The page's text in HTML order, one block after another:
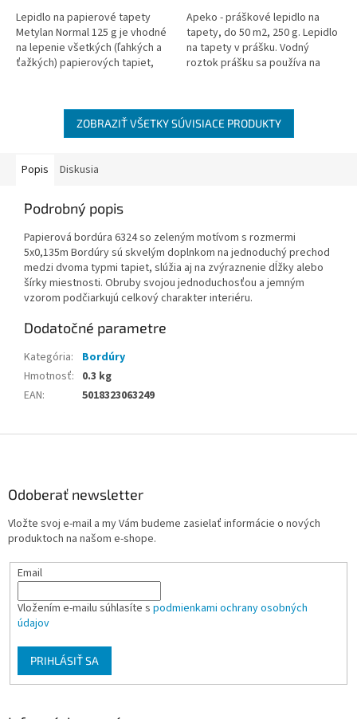
Lepidlo na papierové tapety
Metylan Normal 125 g je vhodné
na lepenie všetkých (ľahkých a
ťažkých) papierových tapiet,
Apeko - práškové lepidlo na
tapety, do 50 m2, 250 g. Lepidlo
na tapety v prášku. Vodný
roztok prášku sa používa na
ZOBRAZIŤ VŠETKY SÚVISIACE PRODUKTY
Popis Diskusia
Podrobný popis
Papierová bordúra 6324 so zeleným motívom s rozmermi
5x0,135m Bordúry sú skvelým doplnkom na jednoduchý prechod
medzi dvoma typmi tapiet, slúžia aj na zvýraznenie dĺžky alebo
šírky miestnosti. Obruby svojou jednoduchosťou a jemným
vzorom podčiarkujú celkový charakter interiéru.
Dodatočné parametre
Kategória:
Bordúry
Hmotnosť: 0.3 kg
EAN: 5018323063249
Odoberať newsletter
Vložte svoj e-mail a my Vám budeme zasielať informácie o nových
produktoch na našom e-shope.
Email
Vložením e-mailu súhlasíte s podmienkami ochrany osobných
údajov
PRIHLÁSIŤ SA